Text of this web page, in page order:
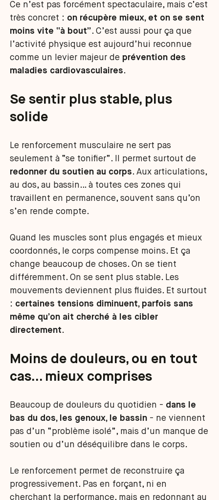
Ce n’est pas forcément spectaculaire, mais c’est
très concret : on récupère mieux, et on se sent
moins vite “à bout”. C’est aussi pour ça que
l’activité physique est aujourd’hui reconnue
comme un levier majeur de prévention des
maladies cardiovasculaires.
Se sentir plus stable, plus
solide
Le renforcement musculaire ne sert pas
seulement à “se tonifier”. Il permet surtout de
redonner du soutien au corps. Aux articulations,
au dos, au bassin… à toutes ces zones qui
travaillent en permanence, souvent sans qu’on
s’en rende compte.
Quand les muscles sont plus engagés et mieux
coordonnés, le corps compense moins. Et ça
change beaucoup de choses. On se tient
différemment. On se sent plus stable. Les
mouvements deviennent plus fluides. Et surtout
: certaines tensions diminuent, parfois sans
même qu’on ait cherché à les cibler
directement.
Moins de douleurs, ou en tout
cas… mieux comprises
Beaucoup de douleurs du quotidien - dans le
bas du dos, les genoux, le bassin - ne viennent
pas d’un “problème isolé”, mais d’un manque de
soutien ou d’un déséquilibre dans le corps.
Le renforcement permet de reconstruire ça
progressivement. Pas en forçant, ni en
cherchant la performance, mais en redonnant au